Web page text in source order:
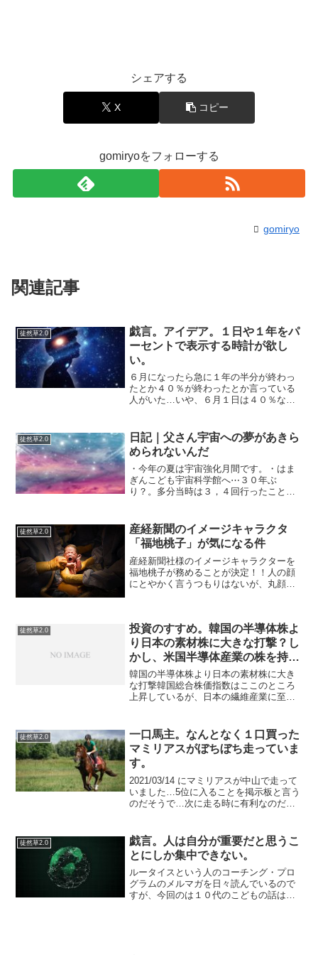
シェアする
X コピー
gomiryoをフォローする
gomiryo
関連記事
徒然草2.0
戯言。アイデア。１日や１年をパ
ーセントで表示する時計が欲し
い。
６月になったら急に１年の半分が終わっ
たとか４０％が終わったとか言っている
人がいた…いや、６月１日は４０％なの
はないだろうか？ということを思ったの
でちゃんと秒単位で正確な...
徒然草2.0
日記｜父さん宇宙への夢があきら
められないんだ
・今年の夏は宇宙強化月間です。・はま
ぎんこども宇宙科学館へ⋯３０年ぶ
り？。多分当時は３，４回行ったことが
つ覚えてなかった。プラズマが発生する
と横浜市歌が流れる。小学生の...
徒然草2.0
産経新聞のイメージキャラクタ
「福地桃子」が気になる件
産経新聞社様のイメージキャラクターを
福地桃子が務めることが決定！！人の顔
にとやかく言うつもりはないが、丸顔で
名前も広告に掲載されてい...
徒然草2.0
投資のすすめ。韓国の半導体株よ
り日本の素材株に大きな打撃？し
かし、米国半導体産業の株を持っ
ていれば問題なし！
韓国の半導体株より日本の素材株に大き
な打撃韓国総合株価指数はここのところ
上昇しているが、日本の繊維産業に至っ
り自国でフッ化水素を生産するため、そ
れを外国人が好材料と判断...
徒然草2.0
一口馬主。なんとなく１口買った
マミリアスがぼちぼち走っていま
す。
2021/03/14 にマミリアスが中山で走って
いました…5位に入ることを掲示板と言う
のだそうで…次に走る時に有利なのだそ
にしているのですが勝つ気が...
徒然草2.0
戯言。人は自分が重要だと思うこ
とにしか集中できない。
ルータイスという人のコーチング・プロ
グラムのメルマガを日々読んでいるので
すが、今回のは１０代のこどもの話はく